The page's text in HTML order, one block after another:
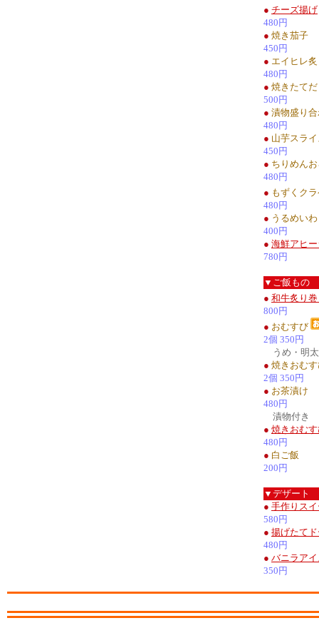
● チーズ揚げ
480円
● 焼き茄子
450円
● エイヒレ
480円
● 焼きたて
500円
● 漬物盛り
480円
● 山芋スラ
450円
● ちりめん
480円
● もずくク
480円
● うるめい
400円
● 海鮮アヒ
780円
▼ご飯もの
● 和牛炙り
800円
● おむすび
2個 350円
うめ・明
● 焼きおむ
2個 350円
● お茶漬け
480円
漬物付き
● 焼きおむ
480円
● 白ご飯
200円
▼デザート
● 手作りス
580円
● 揚げたて
480円
● バニラア
350円